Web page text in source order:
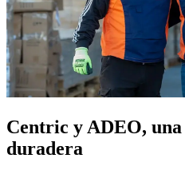
Centric y ADEO,
duradera